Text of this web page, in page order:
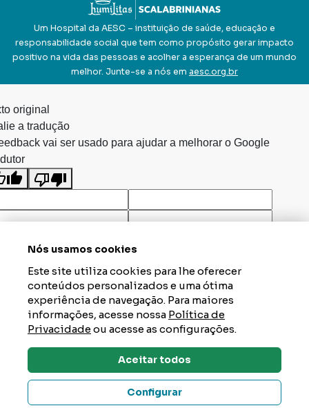
Um Hospital da AESC – instituição de saúde, educação e
responsabilidade social que tem como propósito gerar impacto
positivo na vida das pessoas e acolher a esperança de um mundo
melhor. Junte-se a nós em aesc.org.br
Dúvidas? Tire Aqui
Nós usamos cookies
Este site utiliza cookies para lhe oferecer
conteúdos personalizados e uma ótima
experiência de navegação. Para maiores
informações, acesse nossa Política de
Privacidadeou acesse as configurações.
Aceitar todos
Configurar
original
a tradução
vai ser usado para ajudar a melhorar o Google